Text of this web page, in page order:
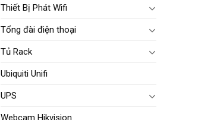
Thiết Bị Phát Wifi
Tổng đài điện thoại
Tủ Rack
Ubiquiti Unifi
UPS
Webcam Hikvision